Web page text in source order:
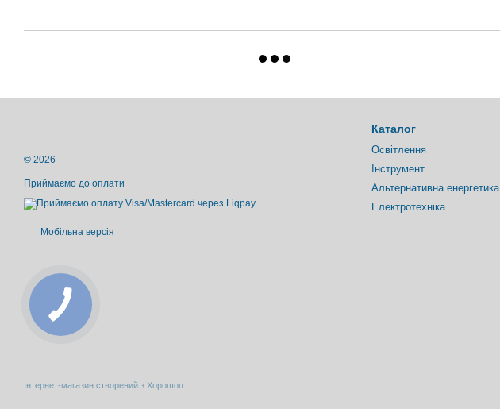
© 2026
Приймаємо до оплати
Мобільна версія
Інтернет-магазин створений з Хорошоп
Каталог
Освітлення
Інструмент
Альтернативна енергетика
Електротехніка